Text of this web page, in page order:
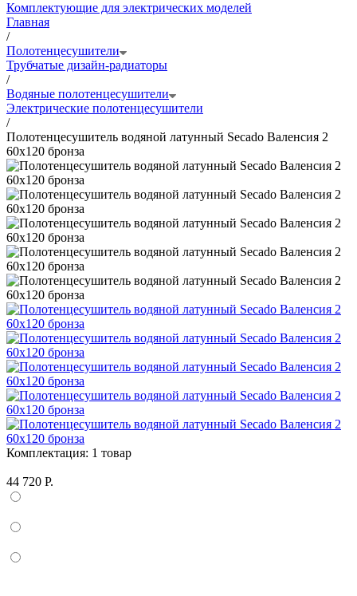
Комплектующие для электрических моделей
Главная
/
Полотенцесушители
Трубчатые дизайн-радиаторы
/
Водяные полотенцесушители
Электрические полотенцесушители
/
Полотенцесушитель водяной латунный Secado Валенсия 2
60x120 бронза
Комплектация: 1 товар
44 720 Р.